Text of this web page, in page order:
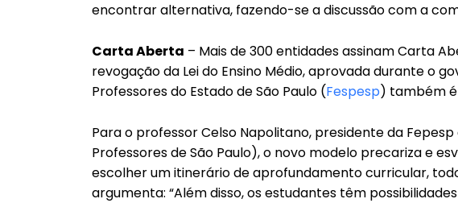
encontrar alternativa, fazendo-se a discussão com a
Carta Aberta – Mais de 300 entidades assinam Carta
revogação da Lei do Ensino Médio, aprovada durante o
Professores do Estado de São Paulo (Fespesp) também
Para o professor Celso Napolitano, presidente da Fepesp
Professores de São Paulo), o novo modelo precariza e
escolher um itinerário de aprofundamento curricular,
argumenta: “Além disso, os estudantes têm